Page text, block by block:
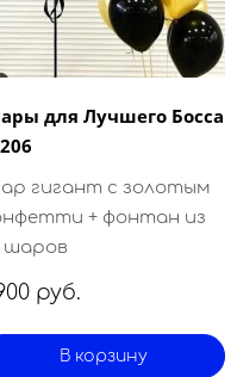
для Лучшего Босса
гигант с золотым
+ фонтан из
шаров
руб.
В корзину